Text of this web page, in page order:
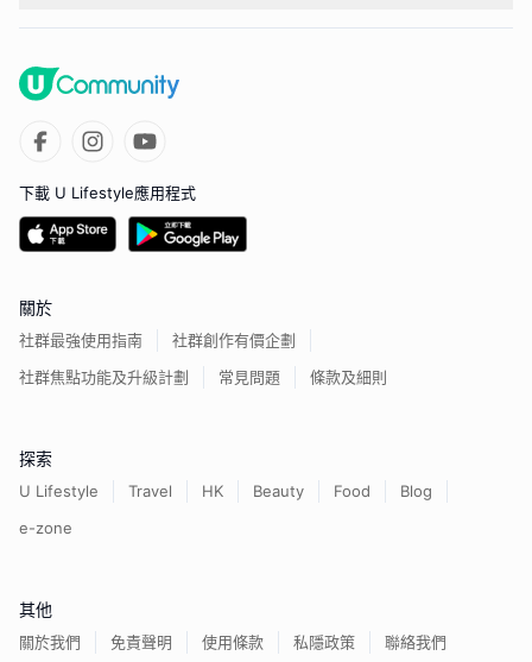
下載 U Lifestyle應用程式
關於
社群最強使用指南
社群創作有價企劃
社群焦點功能及升級計劃
常見問題 條款及細則
探索
U Lifestyle Travel HK Beauty Food
Blog
e-zone
其他
關於我們 免責聲明 使用條款 私隱政策 聯絡我們